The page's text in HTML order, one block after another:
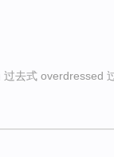
去式 overdressed